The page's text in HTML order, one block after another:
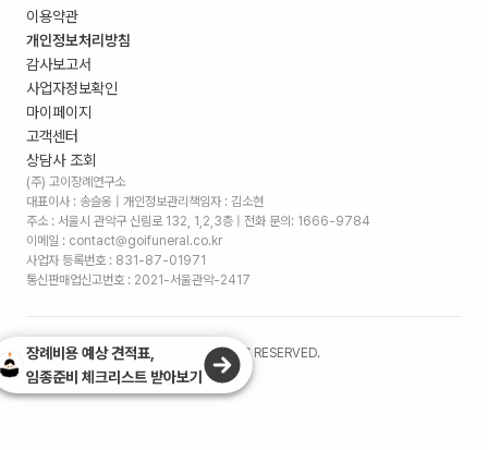
이용약관
개인정보처리방침
감사보고서
사업자정보확인
마이페이지
고객센터
상담사 조회
(주) 고이장례연구소
대표이사 : 송슬옹 | 개인정보관리책임자 : 김소현
주소 : 서울시 관악구 신림로 132, 1,2,3층 | 전화 문의: 1666-9784
이메일 : contact@goifuneral.co.kr
사업자 등록번호 : 831-87-01971
통신판매업신고번호 : 2021-서울관악-2417
©2026. (주)고이장례연구소 ALL RIGHTS RESERVED.
장례비용 예상 견적표,
임종준비 체크리스트 받아보기